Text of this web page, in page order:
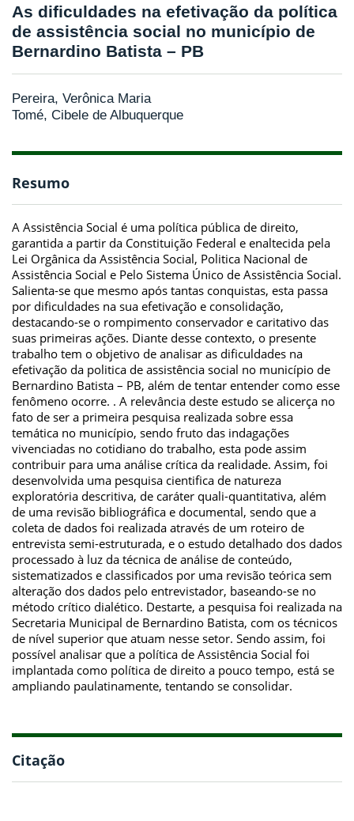
As dificuldades na efetivação da política
de assistência social no município de
Bernardino Batista – PB
Pereira, Verônica Maria
Tomé, Cibele de Albuquerque
Resumo
A Assistência Social é uma política pública de direito,
garantida a partir da Constituição Federal e enaltecida pela
Lei Orgânica da Assistência Social, Politica Nacional de
Assistência Social e Pelo Sistema Único de Assistência Social.
Salienta-se que mesmo após tantas conquistas, esta passa
por dificuldades na sua efetivação e consolidação,
destacando-se o rompimento conservador e caritativo das
suas primeiras ações. Diante desse contexto, o presente
trabalho tem o objetivo de analisar as dificuldades na
efetivação da politica de assistência social no município de
Bernardino Batista – PB, além de tentar entender como esse
fenômeno ocorre. . A relevância deste estudo se alicerça no
fato de ser a primeira pesquisa realizada sobre essa
temática no município, sendo fruto das indagações
vivenciadas no cotidiano do trabalho, esta pode assim
contribuir para uma análise crítica da realidade. Assim, foi
desenvolvida uma pesquisa cientifica de natureza
exploratória descritiva, de caráter quali-quantitativa, além
de uma revisão bibliográfica e documental, sendo que a
coleta de dados foi realizada através de um roteiro de
entrevista semi-estruturada, e o estudo detalhado dos dados
processado à luz da técnica de análise de conteúdo,
sistematizados e classificados por uma revisão teórica sem
alteração dos dados pelo entrevistador, baseando-se no
método crítico dialético. Destarte, a pesquisa foi realizada na
Secretaria Municipal de Bernardino Batista, com os técnicos
de nível superior que atuam nesse setor. Sendo assim, foi
possível analisar que a política de Assistência Social foi
implantada como política de direito a pouco tempo, está se
ampliando paulatinamente, tentando se consolidar.
Citação